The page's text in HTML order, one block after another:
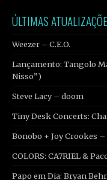
ÚLTIMAS
Weezer – C.E.O.
Lançamento: Tangolo
Nisso”)
Steve Lacy – doom
Tiny Desk Concerts:
Bonobo + Joy Crookes –
COLORS: CA7RIEL &
Papo em Dia: Bryan Behr